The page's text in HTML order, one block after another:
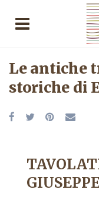
Le antiche
storiche di